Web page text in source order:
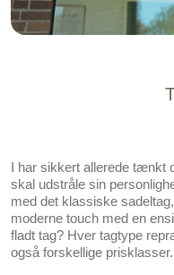
I har sikkert allerede tænkt
skal udstråle sin
med det klassiske
moderne touch med en
fladt tag? Hver tagtype
også forskellige prisklasser.